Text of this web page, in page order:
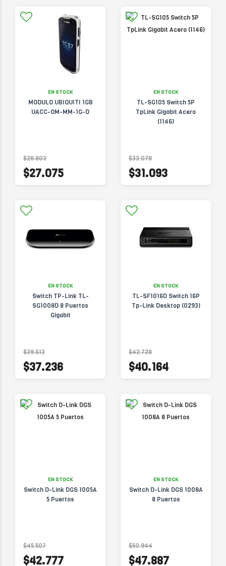
EN STOCK
MODULO UBIQUITI 1GB
UACC-OM-MM-1G-D
$28.803
$27.075
EN STOCK
TL-SG105 Switch 5P
TpLink Gigabit Acero
(1146)
$33.078
$31.093
EN STOCK
Switch TP-Link TL-
SG1008D 8 Puertos
Gigabit
$39.613
$37.236
EN STOCK
TL-SF1016D Switch 16P
Tp-Link Desktop (0293)
$42.728
$40.164
EN STOCK
Switch D-Link DGS 1005A
5 Puertos
$45.507
$42.777
EN STOCK
Switch D-Link DGS 1008A
8 Puertos
$50.944
$47.887